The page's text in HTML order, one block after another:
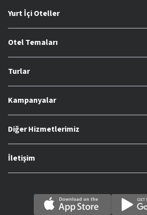
Yurt İçi Oteller
Otel Temaları
Turlar
Kampanyalar
Diğer Hizmetlerimiz
İletişim